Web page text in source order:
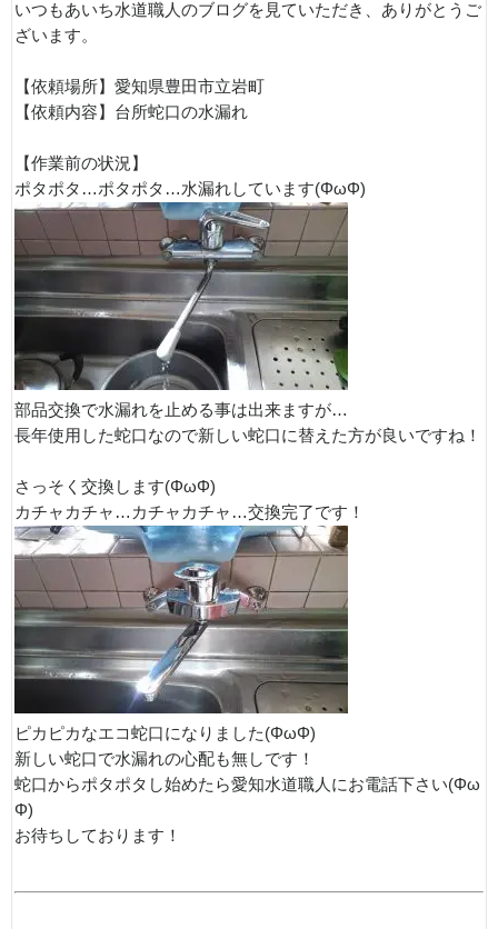
いつもあいち水道職人のブログを見ていただき、ありがとうご
ざいます。
【依頼場所】愛知県豊田市立岩町
【依頼内容】台所蛇口の水漏れ
【作業前の状況】
ポタポタ…ポタポタ…水漏れしています(ΦωΦ)
部品交換で水漏れを止める事は出来ますが…
長年使用した蛇口なので新しい蛇口に替えた方が良いですね！
さっそく交換します(ΦωΦ)
カチャカチャ…カチャカチャ…交換完了です！
ピカピカなエコ蛇口になりました(ΦωΦ)
新しい蛇口で水漏れの心配も無しです！
蛇口からポタポタし始めたら愛知水道職人にお電話下さい(Φω
Φ)
お待ちしております！